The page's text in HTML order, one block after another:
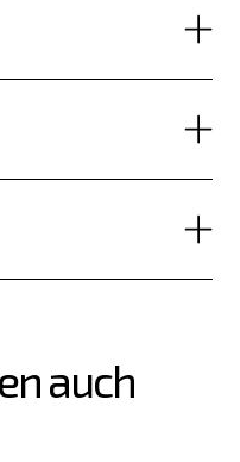
auch